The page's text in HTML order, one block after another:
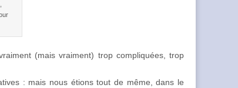
(mais vraiment) trop compliquées, trop
: mais nous étions tout de même, dans le